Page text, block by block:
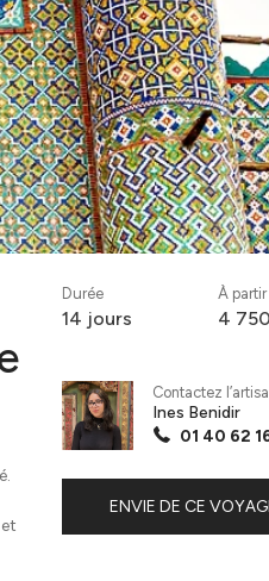
Durée
14 jours
À
4
Contactez
Ines Benidir
01 40 62
ENVIE DE CE